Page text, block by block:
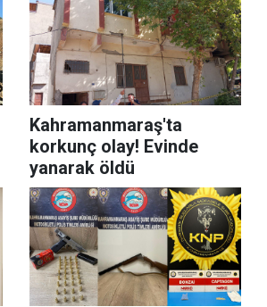
Kahramanmaraş'ta
korkunç olay! Evinde
yanarak öldü